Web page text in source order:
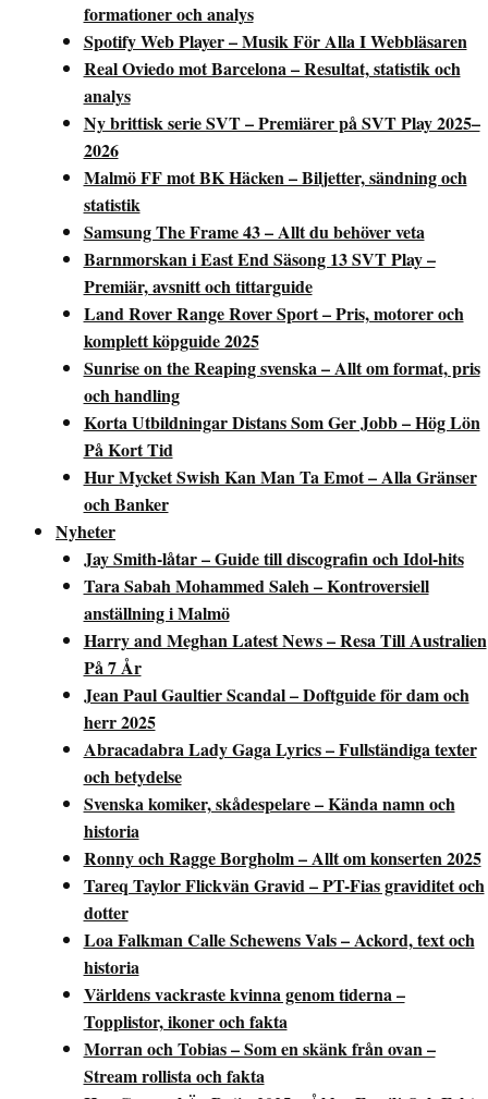
formationer och analys
Spotify Web Player – Musik För Alla I Webbläsaren
Real Oviedo mot Barcelona – Resultat, statistik och
analys
Ny brittisk serie SVT – Premiärer på SVT Play 2025–
2026
Malmö FF mot BK Häcken – Biljetter, sändning och
statistik
Samsung The Frame 43 – Allt du behöver veta
Barnmorskan i East End Säsong 13 SVT Play –
Premiär, avsnitt och tittarguide
Land Rover Range Rover Sport – Pris, motorer och
komplett köpguide 2025
Sunrise on the Reaping svenska – Allt om format, pris
och handling
Korta Utbildningar Distans Som Ger Jobb – Hög Lön
På Kort Tid
Hur Mycket Swish Kan Man Ta Emot – Alla Gränser
och Banker
Nyheter
Jay Smith-låtar – Guide till discografin och Idol-hits
Tara Sabah Mohammed Saleh – Kontroversiell
anställning i Malmö
Harry and Meghan Latest News – Resa Till Australien
På 7 År
Jean Paul Gaultier Scandal – Doftguide för dam och
herr 2025
Abracadabra Lady Gaga Lyrics – Fullständiga texter
och betydelse
Svenska komiker, skådespelare – Kända namn och
historia
Ronny och Ragge Borgholm – Allt om konserten 2025
Tareq Taylor Flickvän Gravid – PT-Fias graviditet och
dotter
Loa Falkman Calle Schewens Vals – Ackord, text och
historia
Världens vackraste kvinna genom tiderna –
Topplistor, ikoner och fakta
Morran och Tobias – Som en skänk från ovan –
Stream rollista och fakta